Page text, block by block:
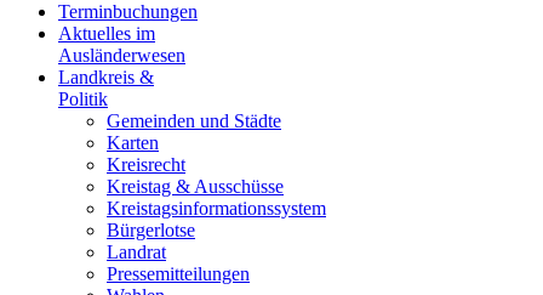
Terminbuchungen
Aktuelles im
Ausländerwesen
Landkreis &
Politik
Gemeinden und Städte
Karten
Kreisrecht
Kreistag & Ausschüsse
Kreistagsinformationssystem
Bürgerlotse
Landrat
Pressemitteilungen